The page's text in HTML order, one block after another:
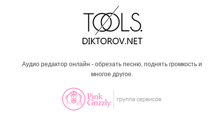
Аудио редактор онлайн - обрезать песню, поднять громкость и
многое другое.